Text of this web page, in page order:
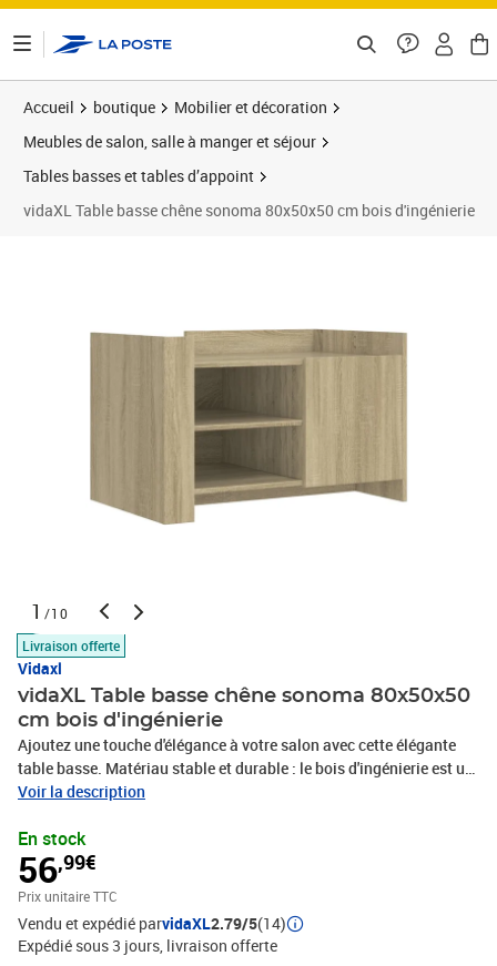
Accueil boutique
Mobilier et décoration
Meubles de salon, salle à manger et séjour
Tables basses et tables d’appoint
vidaXL Table basse chêne sonoma 80x50x50 cm bois d'ingénierie
1 /10
Livraison offerte
Vidaxl
vidaXL Table basse chêne sonoma 80x50x50
cm bois d'ingénierie
Ajoutez une touche d'élégance à votre salon avec cette élégante
table basse. Matériau stable et durable : le bois d'ingénierie est un
matériau durable et stable dont la surface lisse résiste à
choix fiable pour une grande variété de projets.Grand espace de
rangement : cette table d'appoint offre un grand espace de
rangement pour garder vos magazines, livres, DVD,
télécommandes et autres petits objets bien organisés et à portée
de main.Dessus de table stable et robuste : le dessus de table
robuste de la table de canapé est idéal pour placer vos boissons
Voir la description
En stock
56,99€
Prix unitaire TTC
Vendu et expédié parvidaXL2.79/5(14)
Expédié sous 3 jours livraison offerte